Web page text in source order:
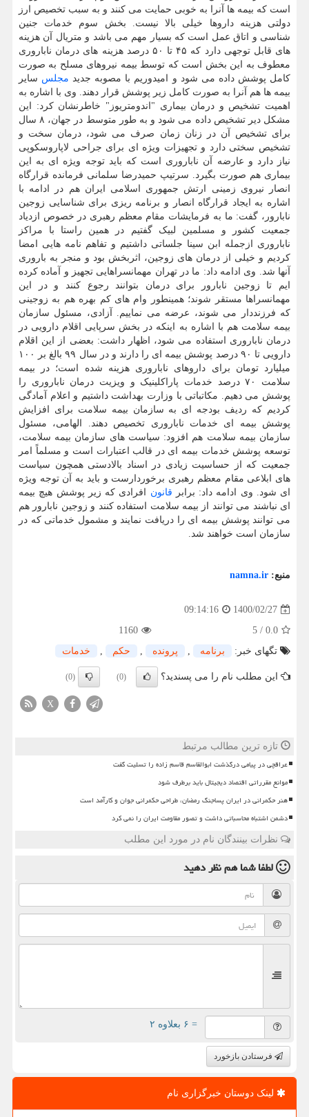
است که بیمه ها آنرا به خوبی حمایت می کنند و به سبب تخصیص ارز
دولتی هزینه داروها خیلی بالا نیست. بخش سوم خدمات جنین
شناسی و اتاق عمل است که بسیار مهم می باشد و متریال آن هزینه
های قابل توجهی دارد که ۴۵ تا ۵۰ درصد هزینه های درمان ناباروری
معطوف به این بخش است که توسط بیمه نیروهای مسلح به صورت
کامل پوشش داده می شود و امیدوریم با مصوبه جدید مجلس سایر
بیمه ها هم آنرا به صورت کامل زیر پوشش قرار دهند. وی با اشاره به
اهمیت تشخیص و درمان بیماری "اندومتریوز" خاطرنشان کرد: این
مشکل دیر تشخیص داده می شود و به طور متوسط در جهان، ۸ سال
برای تشخیص آن در زنان زمان صرف می شود، درمان سخت و
تشخیص سختی دارد و تجهیزات ویژه ای برای جراحی لاپاروسکوپی
نیاز دارد و عارضه آن ناباروری است که باید توجه ویژه ای به این
بیماری هم صورت بگیرد. سرتیپ حمیدرضا سلمانی فرمانده قرارگاه
انصار نیروی زمینی ارتش جمهوری اسلامی ایران هم در ادامه با
اشاره به ایجاد قرارگاه انصار و برنامه ریزی برای شناسایی زوجین
نابارور، گفت: ما به فرمایشات مقام معظم رهبری در خصوص ازدیاد
جمعیت کشور و مسلمین لبیک گفتیم در همین راستا با مراکز
ناباروری ازجمله ابن سینا جلساتی داشتیم و تفاهم نامه هایی امضا
کردیم و خیلی از درمان های زوجین، اثربخش بود و منجر به باروری
آنها شد. وی ادامه داد: ما در تهران مهمانسراهایی تجهیز و آماده کرده
ایم تا زوجین نابارور برای درمان بتوانند رجوع کنند و در این
مهمانسراها مستقر شوند؛ همینطور وام های کم بهره هم به زوجینی
که فرزنددار می شوند، عرضه می نماییم. آزادی، مسئول سازمان
بیمه سلامت هم با اشاره به اینکه در بخش سرپایی اقلام دارویی در
درمان ناباروری استفاده می شود، اظهار داشت: بعضی از این اقلام
دارویی تا ۹۰ درصد پوشش بیمه ای را دارند و در سال ۹۹ بالغ بر ۱۰۰
میلیارد تومان برای داروهای ناباروری هزینه شده است؛ در بیمه
سلامت ۷۰ درصد خدمات پاراکلینیک و ویزیت درمان ناباروری را
پوشش می دهیم. مکاتباتی با وزارت بهداشت داشتیم و اعلام آمادگی
کردیم که ردیف بودجه ای به سازمان بیمه سلامت برای افزایش
پوشش بیمه ای خدمات ناباروری تخصیص دهند. الهامی، مسئول
سازمان بیمه سلامت هم افزود: سیاست های سازمان بیمه سلامت،
توسعه پوشش خدمات بیمه ای در قالب اعتبارات است و مسلماً امر
جمعیت که از حساسیت زیادی در اسناد بالادستی همچون سیاست
های ابلاعی مقام معظم رهبری برخوردارست و باید به آن توجه ویژه
ای شود. وی ادامه داد: برابر قانون افرادی که زیر پوشش هیچ بیمه
ای نباشند می توانند از بیمه سلامت استفاده کنند و زوجین نابارور هم
می توانند پوشش بیمه ای را دریافت نمایند و مشمول خدماتی که در
سازمان است خواهند شد.
منبع: namna.ir
1400/02/27
09:14:16
0.0
/
5
1160
تگهای خبر:
برنامه , پرونده , حكم , خدمات
این مطلب نام را می پسندید؟ (0)
(0)
X
تازه ترین مطالب مرتبط
عراقچی در پیامی درگذشت ابوالقاسم قاسم زاده را تسلیت گفت
موانع مقرراتی اقتصاد دیجیتال باید برطرف شود
هنر حکمرانی در ایران پساجنگ رمضان، طراحی حکمرانی جوان و کارآمد است
دشمن اشتباه محاسباتی داشت و تصور مقاومت ایران را نمی کرد
نظرات بینندگان نام در مورد این مطلب
لطفا شما همنظر دهید
= ۶ بعلاوه ۲
فرستادن بازخورد
لینک دوستان خبرگزاری نام